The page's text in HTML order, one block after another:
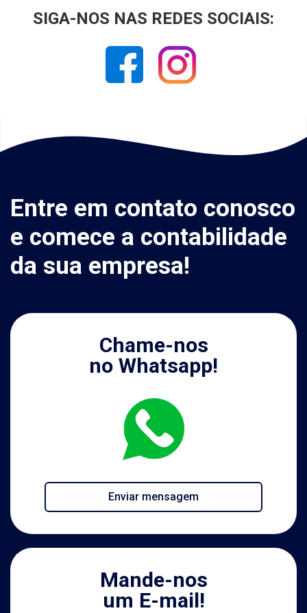
SIGA-NOS NAS REDES SOCIAIS:
Entre em contato conosco
e comece a contabilidade
da sua empresa!
Chame-nos
no Whatsapp!
Enviar mensagem
Mande-nos
um E-mail!